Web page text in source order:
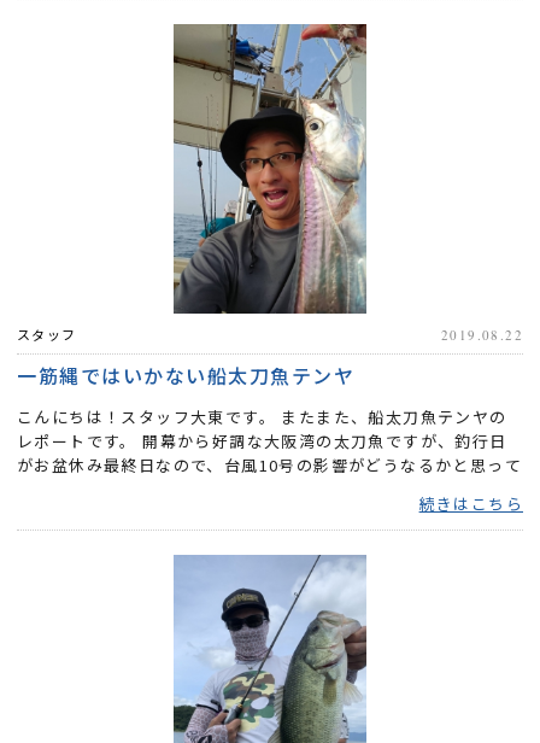
スタッフ 2019.08.22
一筋縄ではいかない船太刀魚テンヤ
こんにちは！スタッフ大東です。 またまた、船太刀魚テンヤの
レポートです。 開幕から好調な大阪湾の太刀魚ですが、釣行日
がお盆休み最終日なので、台風10号の影響がどうなるかと思って
続きはこちら